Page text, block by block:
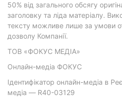
50% від загального обсягу
заголовку та ліда матеріалу.
тексту можливе лише за умови
дозволу Компанії.
ТОВ «ФОКУС МЕДІА»
Онлайн-медіа ФОКУС
Ідентифікатор онлайн-медіа в
медіа — R40-03129